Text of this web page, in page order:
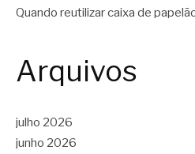
Quando reutilizar caixa de
Arquivos
julho 2026
junho 2026